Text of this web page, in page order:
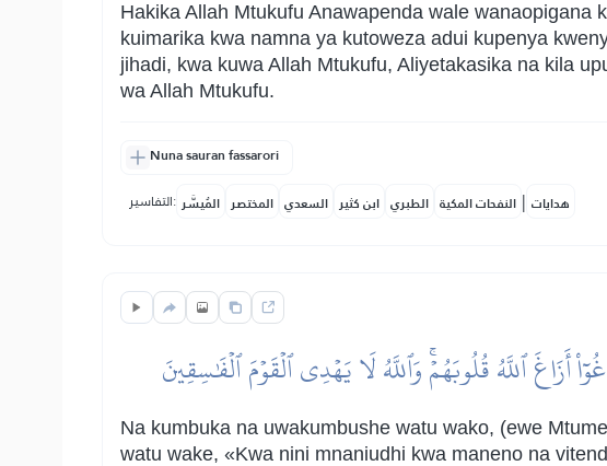
Hakika Allah Mtukufu Anawapenda wale
kuimarika kwa namna ya kutoweza adui kupenya
jihadi, kwa kuwa Allah Mtukufu, Aliyetakasika na kila
wa Allah Mtukufu.
Nuna sauran fassarori
التفاسير: المُيسَّر المختصر السعدي ابن كثير الطبري النفحات المكية | هدايات
أَزَاغَ ٱللَّهُ قُلُوبَهُمۡۚ وَٱللَّهُ لَا يَهۡدِي ٱلۡقَوۡمَ ٱلۡفَٰسِقِينَ
Na kumbuka na uwakumbushe watu wako, (ewe
watu wake, «Kwa nini mnaniudhi kwa maneno na